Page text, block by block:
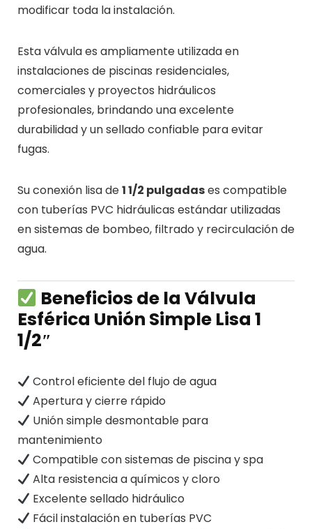
modificar toda la instalación.
Esta válvula es ampliamente utilizada en
instalaciones de piscinas residenciales,
comerciales y proyectos hidráulicos
profesionales, brindando una excelente
durabilidad y un sellado confiable para evitar
fugas.
Su conexión lisa de1 1/2 pulgadases compatible
con tuberías PVC hidráulicas estándar utilizadas
en sistemas de bombeo, filtrado y recirculación de
agua.
Beneficios de la Válvula
Esférica Unión Simple Lisa 1
1/2″
Control eficiente del flujo de agua
Apertura y cierre rápido
Unión simple desmontable para
mantenimiento
Compatible con sistemas de piscina y spa
Alta resistencia a químicos y cloro
Excelente sellado hidráulico
Fácil instalación en tuberías PVC